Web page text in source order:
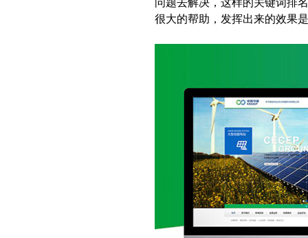
问题去解决，这样的关键词排
很大的帮助，发挥出来的效果